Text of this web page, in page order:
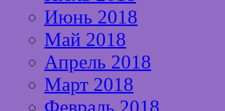
Июнь 2018
Май 2018
Апрель 2018
Март 2018